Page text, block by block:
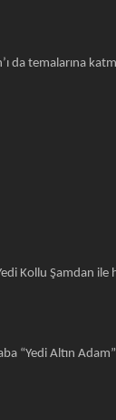
da temalarına
Şamdan ile
“Yedi Altın